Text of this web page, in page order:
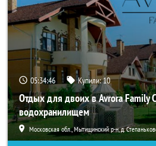
05:34:45 Купили:10
Отдых для двоих в Avrora Family
водохранилищем
Московская обл., Мытищинский р-н, д.